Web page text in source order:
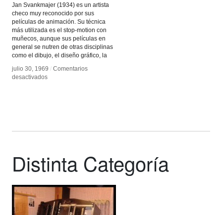
Jan Svankmajer (1934) es un artista
checo muy reconocido por sus
películas de animación. Su técnica
más utilizada es el stop-motion con
muñecos, aunque sus películas en
general se nutren de otras disciplinas
como el dibujo, el diseño gráfico, la
julio 30, 1969 / Comentarios
desactivadosen
julio 30, 1969 / Comentarios
desactivadosen
Distinta Categoría